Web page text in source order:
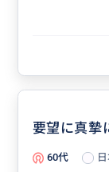
要望に真摯
60代